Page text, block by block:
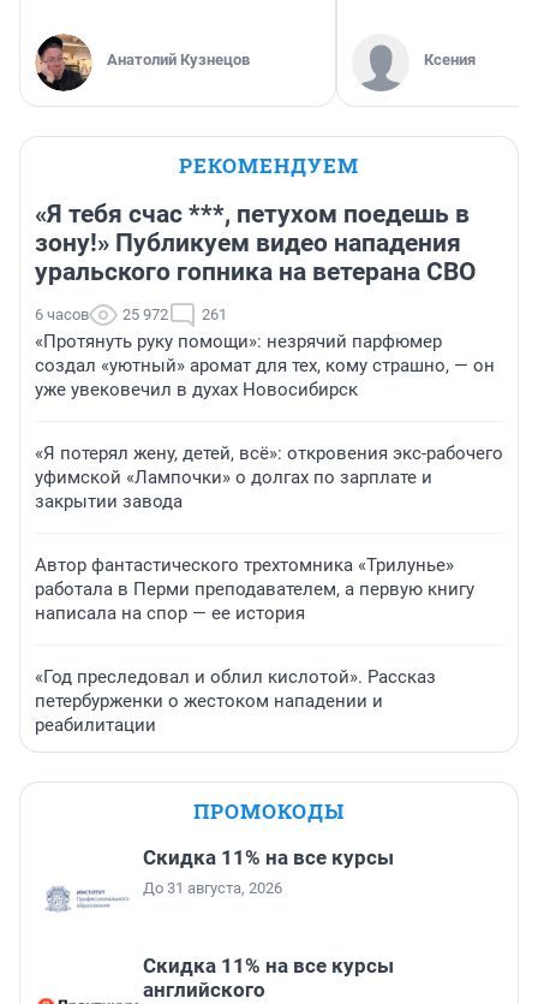
Анатолий Кузнецов Ксения
РЕКОМЕНДУЕМ
«Я тебя счас ***, петухом поедешь в
зону!» Публикуем видео нападения
уральского гопника на ветерана СВО
6 часов 25 972 261
«Протянуть руку помощи»: незрячий парфюмер
создал «уютный» аромат для тех, кому страшно, — он
уже увековечил в духах Новосибирск
«Я потерял жену, детей, всё»: откровения экс-рабочего
уфимской «Лампочки» о долгах по зарплате и
закрытии завода
Автор фантастического трехтомника «Трилунье»
работала в Перми преподавателем, а первую книгу
написала на спор — ее история
«Год преследовал и облил кислотой». Рассказ
петербурженки о жестоком нападении и
реабилитации
ПРОМОКОДЫ
Скидка 11% на все курсы
До 31 августа, 2026
Скидка 11% на все курсы
английского